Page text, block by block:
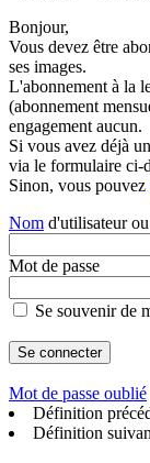
Bonjour,
Vous devez être
ses images.
L'abonnement à la
(abonnement
engagement aucun.
Si vous avez déjà
via le formulaire ci-
Sinon, vous pouvez
Nom d'utilisateur ou
Mot de passe
Se souvenir de
Mot de passe oublié
Définition
Définition